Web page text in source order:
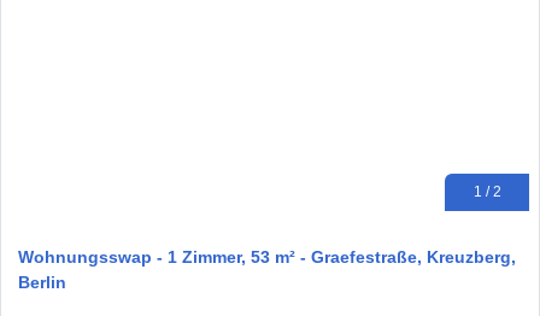
1 / 2
Wohnungsswap - 1 Zimmer, 53 m² - Graefestraße, Kreuzberg,
Berlin